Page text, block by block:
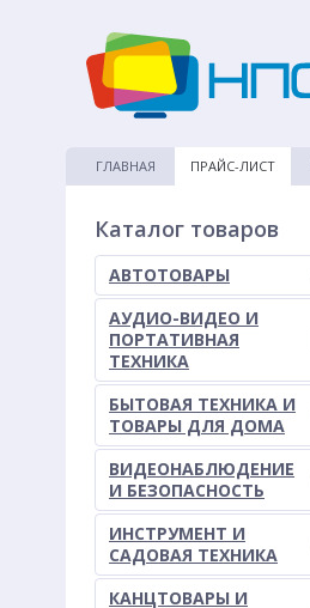
ГЛАВНАЯ ПРАЙС-ЛИСТ
Каталог товаров
АВТОТОВАРЫ
АУДИО-ВИДЕО И
ПОРТАТИВНАЯ
ТЕХНИКА
БЫТОВАЯ ТЕХНИКА И
ТОВАРЫ ДЛЯ ДОМА
ВИДЕОНАБЛЮДЕНИЕ
И БЕЗОПАСНОСТЬ
ИНСТРУМЕНТ И
САДОВАЯ ТЕХНИКА
КАНЦТОВАРЫ И